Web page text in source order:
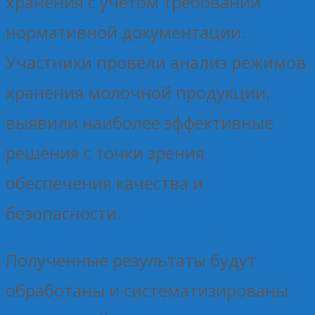
нормативной документации.
Участники провели анализ режимов
хранения молочной продукции,
выявили наиболее эффективные
решения с точки зрения
обеспечения качества и
безопасности.
Полученные результаты будут
обработаны и систематизированы